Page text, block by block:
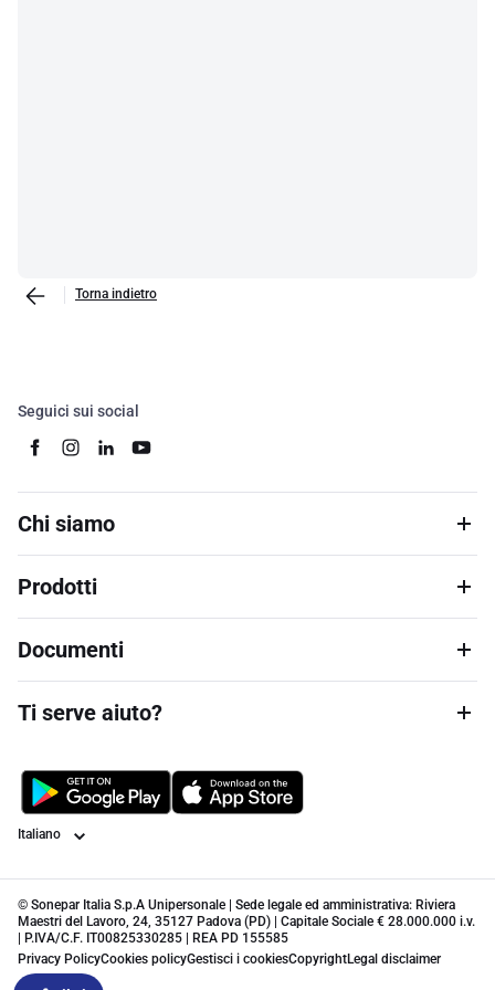
Torna indietro
Seguici sui social
Chi siamo
Prodotti
Documenti
Ti serve aiuto?
Lingua
© Sonepar Italia S.p.A Unipersonale | Sede legale ed amministrativa: Riviera
Maestri del Lavoro, 24, 35127 Padova (PD) | Capitale Sociale € 28.000.000 i.v.
| P.IVA/C.F. IT00825330285 | REA PD 155585
Privacy PolicyCookies policyGestisci i cookiesCopyrightLegal disclaimer